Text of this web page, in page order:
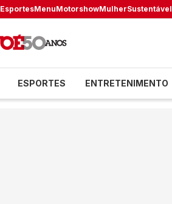
EsportesMenuMotorshowMulherSustentável
ESPORTES ENTRETENIMENTO